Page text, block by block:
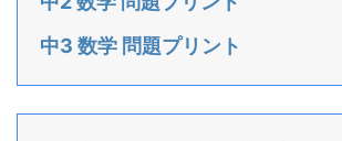
中3 数学 問題プリント